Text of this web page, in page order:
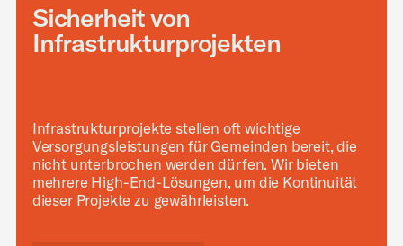
Sicherheit von
Infrastrukturprojekten
Infrastrukturprojekte stellen oft wichtige
Versorgungsleistungen für Gemeinden bereit, die
nicht unterbrochen werden dürfen. Wir bieten
mehrere High-End-Lösungen, um die Kontinuität
dieser Projekte zu gewährleisten.